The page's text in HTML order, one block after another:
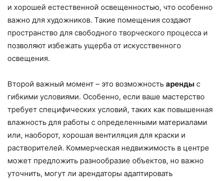
и хорошей естественной освещенностью, что особенно
важно для художников. Такие помещения создают
пространство для свободного творческого процесса и
позволяют избежать ущерба от искусственного
освещения.
Второй важный момент – это возможность аренды с
гибкими условиями. Особенно, если ваше мастерство
требует специфических условий, таких как повышенная
влажность для работы с определенными материалами
или, наоборот, хорошая вентиляция для краски и
растворителей. Коммерческая недвижимость в центре
может предложить разнообразие объектов, но важно
уточнить, могут ли арендаторы адаптировать